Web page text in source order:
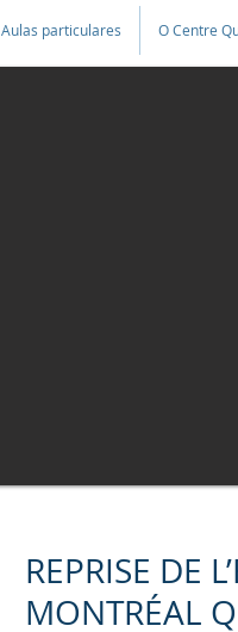
Aulas particulares O Centre
REPRISE DE
MONTRÉAL